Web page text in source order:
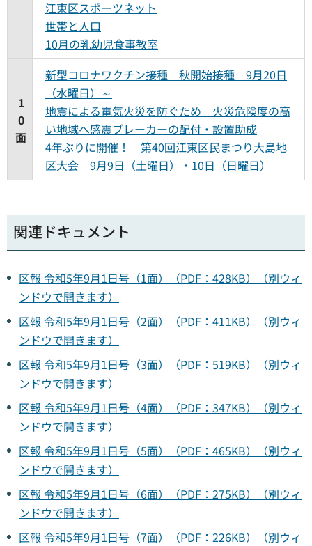
江東区スポーツネット
世帯と人口
10月の乳幼児食事教室
1
0
面
新型コロナワクチン接種 秋開始接種 9月20日
（水曜日）～
地震による電気火災を防ぐため 火災危険度の高
い地域へ感震ブレーカーの配付・設置助成
4年ぶりに開催！ 第40回江東区民まつり大島地
区大会 9月9日（土曜日）・10日（日曜日）
関連ドキュメント
区報 令和5年9月1日号（1面）（PDF：428KB）（別ウィ
ンドウで開きます）
区報 令和5年9月1日号（2面）（PDF：411KB）（別ウィ
ンドウで開きます）
区報 令和5年9月1日号（3面）（PDF：519KB）（別ウィ
ンドウで開きます）
区報 令和5年9月1日号（4面）（PDF：347KB）（別ウィ
ンドウで開きます）
区報 令和5年9月1日号（5面）（PDF：465KB）（別ウィ
ンドウで開きます）
区報 令和5年9月1日号（6面）（PDF：275KB）（別ウィ
ンドウで開きます）
区報 令和5年9月1日号（7面）（PDF：226KB）（別ウィ